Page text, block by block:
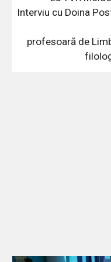
Interviu cu Doina
profesoară de